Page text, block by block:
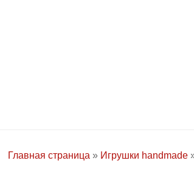
Главная страница » Игрушки handmade